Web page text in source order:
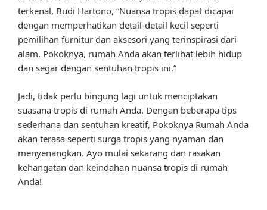
terkenal, Budi Hartono, “Nuansa tropis dapat dicapai
dengan memperhatikan detail-detail kecil seperti
pemilihan furnitur dan aksesori yang terinspirasi dari
alam. Pokoknya, rumah Anda akan terlihat lebih hidup
dan segar dengan sentuhan tropis ini.”
Jadi, tidak perlu bingung lagi untuk menciptakan
suasana tropis di rumah Anda. Dengan beberapa tips
sederhana dan sentuhan kreatif, Pokoknya Rumah Anda
akan terasa seperti surga tropis yang nyaman dan
menyenangkan. Ayo mulai sekarang dan rasakan
kehangatan dan keindahan nuansa tropis di rumah
Anda!